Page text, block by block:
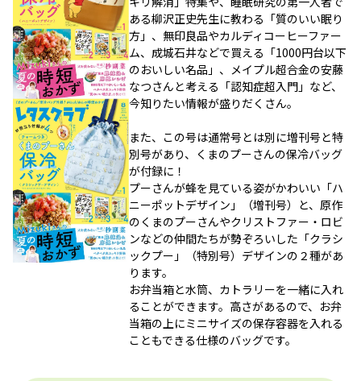
ある柳沢正史先生に教わる「質のいい眠り
方」、無印良品やカルディコーヒーファー
ム、成城石井などで買える「1000円台以下
のおいしい名品」、メイプル超合金の安藤
なつさんと考える「認知症超入門」など、
今知りたい情報が盛りだくさん。
また、この号は通常号とは別に増刊号と特
別号があり、くまのプーさんの保冷バッグ
が付録に！
プーさんが蜂を見ている姿がかわいい「ハ
ニーポットデザイン」（増刊号）と、原作
のくまのプーさんやクリストファー・ロビ
ンなどの仲間たちが勢ぞろいした「クラシ
ックプー」（特別号）デザインの２種があ
ります。
お弁当箱と水筒、カトラリーを一緒に入れ
ることができます。高さがあるので、お弁
当箱の上にミニサイズの保存容器を入れる
こともできる仕様のバッグです。